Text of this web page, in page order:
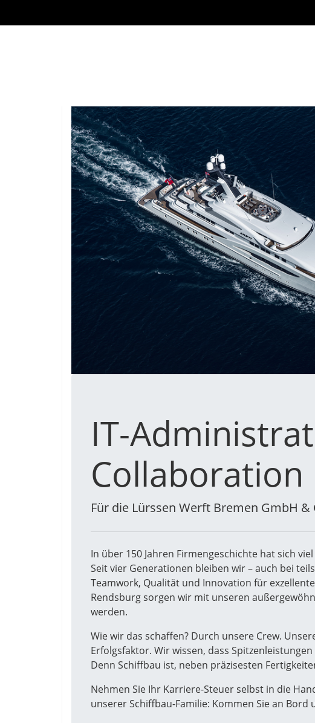
IT-
Collaboration
Für die Lürssen Werft Bremen GmbH
In über 150 Jahren Firmengeschichte hat sich
Seit vier Generationen bleiben wir – auch bei
Teamwork, Qualität und Innovation für
Rendsburg sorgen wir mit unseren
werden.
Wie wir das schaffen? Durch unsere Crew.
Erfolgsfaktor. Wir wissen, dass
Denn Schiffbau ist, neben präzisesten
Nehmen Sie Ihr Karriere-Steuer selbst in die
unserer Schiffbau-Familie: Kommen Sie an